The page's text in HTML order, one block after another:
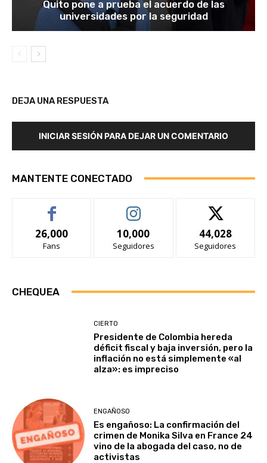
Quito pone a prueba el acuerdo de las
universidades por la seguridad
DEJA UNA RESPUESTA
INICIAR SESIÓN PARA DEJAR UN COMENTARIO
MANTENTE CONECTADO
26,000
Fans
10,000
Seguidores
44,028
Seguidores
CHEQUEA
CIERTO
Presidente de Colombia hereda
déficit fiscal y baja inversión, pero la
inflación no está simplemente «al
alza»: es impreciso
ENGAÑOSO
Es engañoso: La confirmación del
crimen de Monika Silva en France 24
vino de la abogada del caso, no de
activistas